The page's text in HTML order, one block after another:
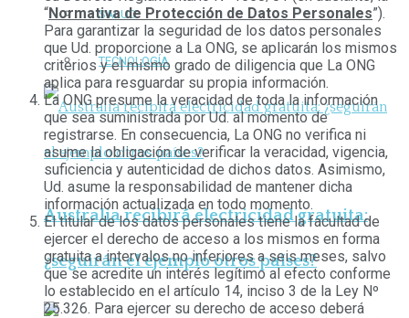
SALUD
TECNOLOGÍA
Australia recibirá electricidad gratuita:
¿seguirán el ejemplo otros países?
“Normativa de Protección de Datos Personales”).
Para garantizar la seguridad de los datos personales
que Ud. proporcione a La ONG, se aplicarán los mismos
criterios y el mismo grado de diligencia que La ONG
aplica para resguardar su propia información.
La ONG presume la veracidad de toda la información
que sea suministrada por Ud. al momento de
registrarse. En consecuencia, La ONG no verifica ni
asume la obligación de verificar la veracidad, vigencia,
suficiencia y autenticidad de dichos datos. Asimismo,
Ud. asume la responsabilidad de mantener dicha
información actualizada en todo momento.
El titular de los datos personales tiene la facultad de
ejercer el derecho de acceso a los mismos en forma
gratuita a intervalos no inferiores a seis meses, salvo
que se acredite un interés legítimo al efecto conforme
lo establecido en el artículo 14, inciso 3 de la Ley Nº
25.326. Para ejercer su derecho de acceso deberá